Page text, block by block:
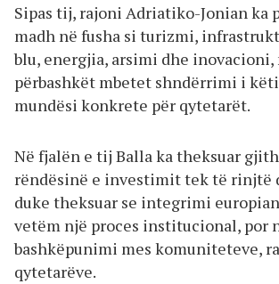
Sipas tij, rajoni Adriatiko-Jonian ka
madh në fusha si turizmi,
blu, energjia, arsimi dhe inovacioni,
përbashkët mbetet shndërrimi i
mundësi konkrete për qytetarët.
Në fjalën e tij Balla ka theksuar
rëndësinë e investimit tek të rinjtë
duke theksuar se integrimi
vetëm një proces institucional, por
bashkëpunimi mes komuniteteve,
qytetarëve.